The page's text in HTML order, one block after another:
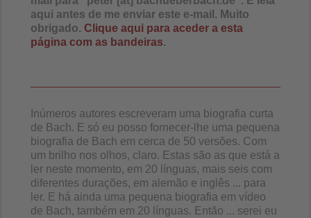
aqui antes de me enviar este e-mail. Muito
obrigado. Clique aqui para aceder a esta
página com as bandeiras.
Inúmeros autores escreveram uma biografia curta
de Bach. E só eu posso fornecer-lhe uma pequena
biografia de Bach em cerca de 50 versões. Com
um brilho nos olhos, claro. Estas são as que está a
ler neste momento, em 20 línguas, mais seis com
diferentes durações, em alemão e inglês ... para
ler. E há ainda uma pequena biografia em vídeo
de Bach, também em 20 línguas. Então ... serei eu